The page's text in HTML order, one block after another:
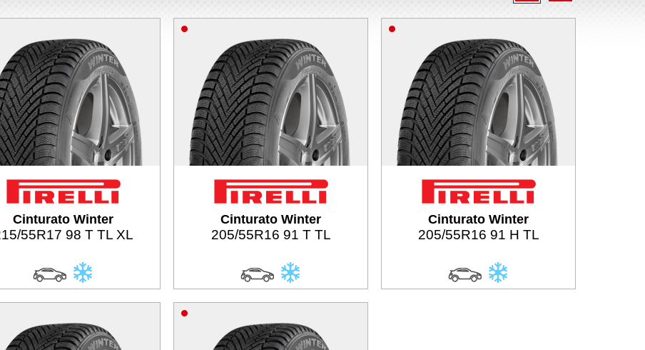
Cinturato Winter
55R17 98 T TL XL
Cinturato Winter
205/55R16 91 T TL
Cinturato Winter
205/55R16 91 H TL